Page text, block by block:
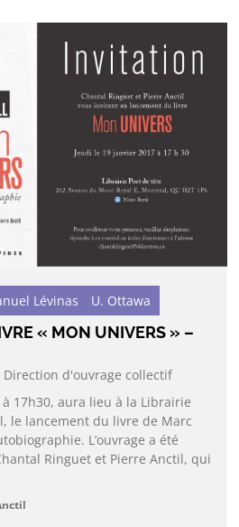
Lévinas U. Ottawa
« MON UNIVERS » –
Direction d'ouvrage collectif
17h30, aura lieu à la Librairie
le lancement du livre de Marc
L’ouvrage a été
Ringuet et Pierre Anctil, qui